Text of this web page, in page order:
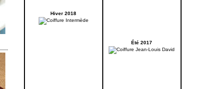
Hiver 2018
Été 2017